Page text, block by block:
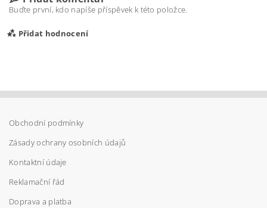
Buďte první, kdo napíše příspěvek k této položce.
Přidat hodnocení
Obchodní podmínky
Zásady ochrany osobních údajů
Kontaktní údaje
Reklamační řád
Doprava a platba